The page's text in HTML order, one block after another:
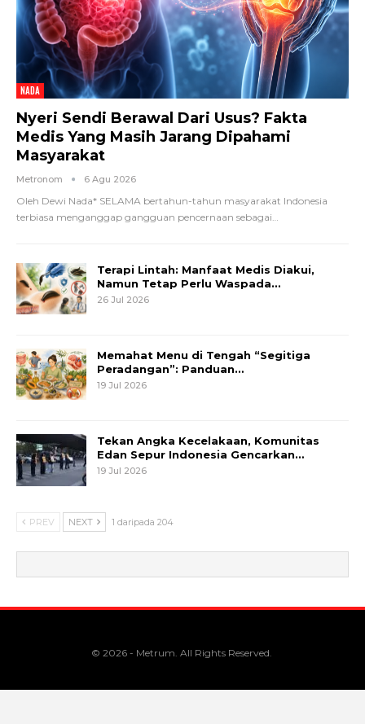
NADA
Nyeri Sendi Berawal Dari Usus? Fakta
Medis Yang Masih Jarang Dipahami
Masyarakat
Metronom 6 Agu 2026
Oleh Dewi Nada* SELAMA bertahun-tahun masyarakat Indonesia
terbiasa menganggap gangguan pencernaan sebagai
Terapi Lintah: Manfaat Medis Diakui,
Namun Tetap Perlu Waspada…
26 Jul 2026
Memahat Menu di Tengah “Segitiga
Peradangan”: Panduan…
19 Jul 2026
Tekan Angka Kecelakaan, Komunitas
Edan Sepur Indonesia Gencarkan…
19 Jul 2026
PREV NEXT 1 daripada 204
© 2026 - Metrum. All Rights Reserved.